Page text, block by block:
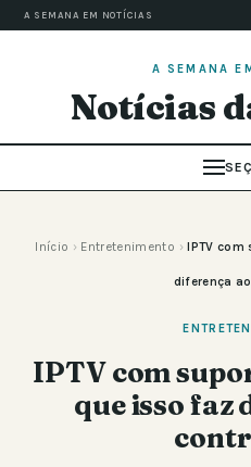
A SEMANA EM NOTÍCIAS
A SEMANA
Notícias
Início › Entretenimento › IPTV
diferença
IPTV com
que isso faz